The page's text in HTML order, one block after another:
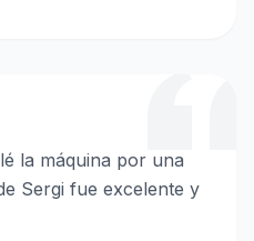
la máquina por una
Sergi fue excelente y